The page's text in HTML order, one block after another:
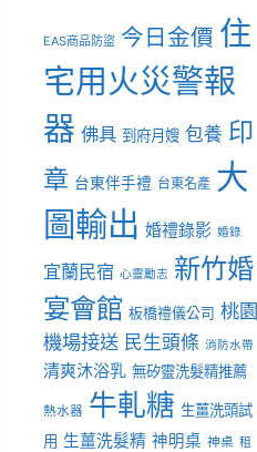
EAS商品防盜 今日金價 住
宅用火災警報
器 佛具 到府月嫂 包養 印
章 台東伴手禮 台東名產 大
圖輸出 婚禮錄影 婚錄
宜蘭民宿 心靈勵志 新竹婚
宴會館 板橋禮儀公司 桃園
機場接送 民生頭條 消防水帶
清爽沐浴乳 無矽靈洗髮精推薦
熱水器 牛軋糖 生薑洗頭試
用 生薑洗髮精 神明桌 神桌 租